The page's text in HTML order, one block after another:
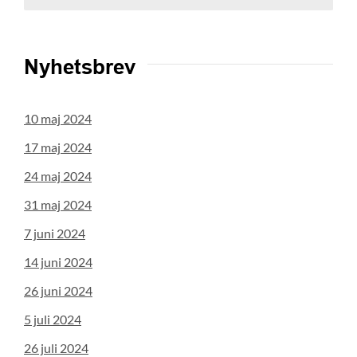
Nyhetsbrev
10 maj 2024
17 maj 2024
24 maj 2024
31 maj 2024
7 juni 2024
14 juni 2024
26 juni 2024
5 juli 2024
26 juli 2024